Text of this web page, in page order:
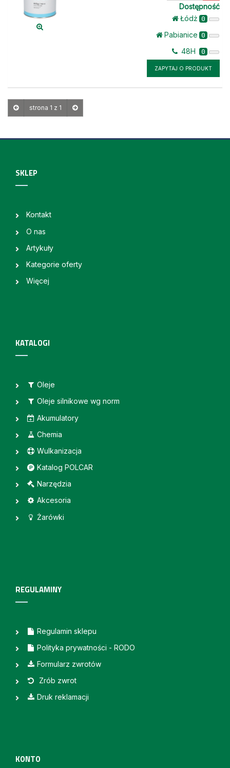
Dostępność
Łódż 0
Pabianice 0
48H 0
ZAPYTAJ O PRODUKT
strona 1 z 1
SKLEP
Kontakt
O nas
Artykuły
Kategorie oferty
Więcej
KATALOGI
Oleje
Oleje silnikowe wg norm
Akumulatory
Chemia
Wulkanizacja
Katalog POLCAR
Narzędzia
Akcesoria
Żarówki
REGULAMINY
Regulamin sklepu
Polityka prywatności - RODO
Formularz zwrotów
Zrób zwrot
Druk reklamacji
KONTO